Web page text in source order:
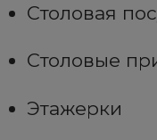
Столовая
Столовые
Этажерки